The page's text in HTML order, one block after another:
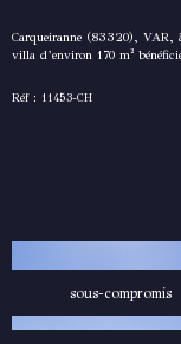
Carqueiranne (83320), VAR,
villa d’environ 170 m²
Réf : 11453-CH
sous-compromis